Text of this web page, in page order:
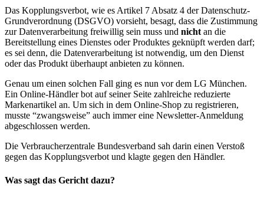
Das Kopplungsverbot, wie es Artikel 7 Absatz 4 der Datenschutz-
Grundverordnung (DSGVO) vorsieht, besagt, dass die Zustimmung
zur Datenverarbeitung freiwillig sein muss und nichtan die
Bereitstellung eines Dienstes oder Produktes geknüpft werden darf;
es sei denn, die Datenverarbeitung ist notwendig, um den Dienst
oder das Produkt überhaupt anbieten zu können.
Genau um einen solchen Fall ging es nun vor dem LG München.
Ein Online-Händler bot auf seiner Seite zahlreiche reduzierte
Markenartikel an. Um sich in dem Online-Shop zu registrieren,
musste “zwangsweise” auch immer eine Newsletter-Anmeldung
abgeschlossen werden.
Die Verbraucherzentrale Bundesverband sah darin einen Verstoß
gegen das Kopplungsverbot und klagte gegen den Händler.
Was sagt das Gericht dazu?